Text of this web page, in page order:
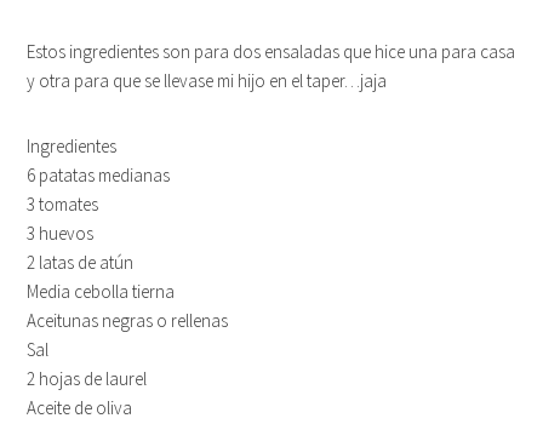
Estos ingredientes son para dos ensaladas que hice una para casa
y otra para que se llevase mi hijo en el taper…jaja
Ingredientes
6 patatas medianas
3 tomates
3 huevos
2 latas de atún
Media cebolla tierna
Aceitunas negras o rellenas
Sal
2 hojas de laurel
Aceite de oliva